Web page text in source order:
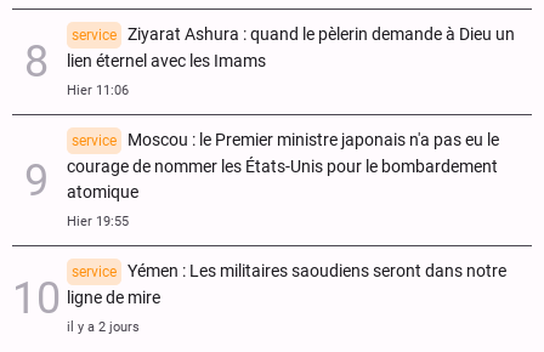
service
Ziyarat Ashura : quand le pèlerin demande à Dieu un
lien éternel avec les Imams
Hier 11:06
service
Moscou : le Premier ministre japonais n'a pas eu le
courage de nommer les États-Unis pour le bombardement
atomique
Hier 19:55
service
Yémen : Les militaires saoudiens seront dans notre
ligne de mire
il y a 2 jours